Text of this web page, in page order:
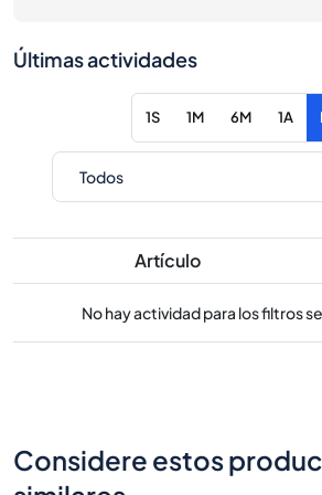
Últimas actividades
1S 1M 6M 1A
Artículo
No hay actividad para los filtros
Considere estos